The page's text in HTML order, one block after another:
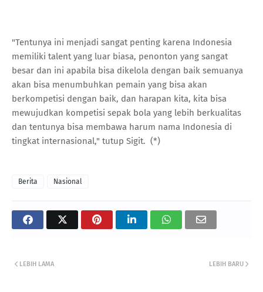
"Tentunya ini menjadi sangat penting karena Indonesia
memiliki talent yang luar biasa, penonton yang sangat
besar dan ini apabila bisa dikelola dengan baik semuanya
akan bisa menumbuhkan pemain yang bisa akan
berkompetisi dengan baik, dan harapan kita, kita bisa
mewujudkan kompetisi sepak bola yang lebih berkualitas
dan tentunya bisa membawa harum nama Indonesia di
tingkat internasional," tutup Sigit. (*)
Berita Nasional
LEBIH BARU
LEBIH LAMA